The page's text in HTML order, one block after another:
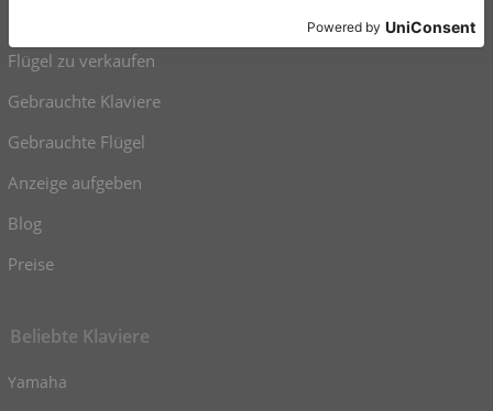
Flügel zu verkaufen
Gebrauchte Klaviere
Gebrauchte Flügel
Anzeige aufgeben
Blog
Preise
Beliebte Klaviere
Yamaha